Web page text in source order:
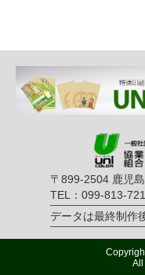
〒899-2504 鹿児
TEL：099-813-
データは最終制作
All